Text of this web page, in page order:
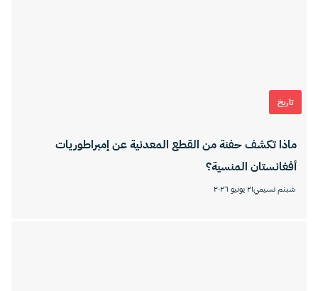
تاريخ
ماذا تكشف حفنة من القطع المعدنية عن إمبراطوريات
أفغانستان المنسية؟
شبنم نسيمي٢١ يونيو ٢٠٢٦